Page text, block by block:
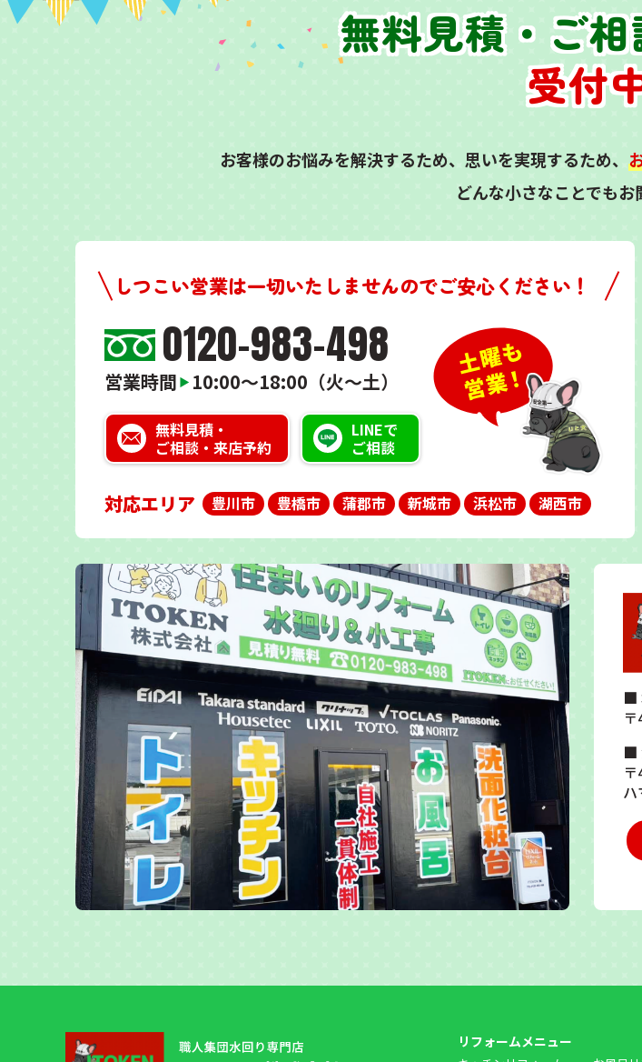
無料見積・ご
受付
お客様のお悩みを解決するため、思いを実現するため、
どんな小さなことでもお
しつこい営業は一切いたしませんのでご安心ください！
0120-983-498
営業時間 ▶ 10:00～18:00（火～土）
無料見積・
ご相談・来店予約
LINEで
ご相談
対応エリア 豊川市 豊橋市 蒲郡市 新城市 浜松市 湖西市
■
■
リフォームメニュー